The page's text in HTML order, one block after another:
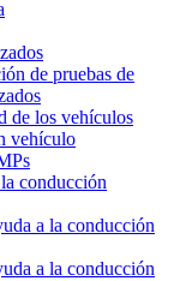
de pruebas de
de los vehículos
vehículo
conducción
a la conducción
a la conducción